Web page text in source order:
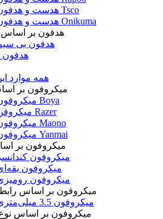
هدست و هدفون Tsco
هدست و هدفون Onikuma
هدفون بر اساس
هدفون بی
هدفون
همه موارد
میکروفون بر
میکروفون Boya
میکروفن Razer
میکروفون Maono
میکروفون Yanmai
میکروفون بر
میکروفون کندانسر
میکروفون
میکروفون
میکروفون بر اساس
میکروفون 3.5 میلی‌متری
میکروفون بر اساس